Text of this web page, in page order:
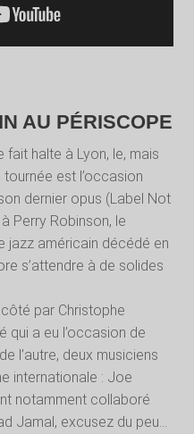
AU PÉRISCOPE
fait halte à Lyon, le, mais
est l’occasion
dernier opus (Label Not
Perry Robinson, le
jazz américain décédé en
s’attendre à de solides
par Christophe
qui a eu l’occasion de
l’autre, deux musiciens
internationale : Joe
notamment collaboré
Jamal, excusez du peu…